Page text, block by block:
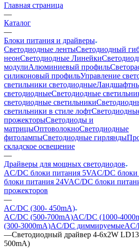
Главная страница
—
Каталог
—
Блоки питания и драйверы
Светодиодные лентыСветодиодный
неонСветодиодные Линейки
модулиАлюминиевый профиль
силиконовый профильУправление
светильники светодиодные
светодиодныеСветодиодные
светодиодные светильники
светильники в стиле лофт
прожекторыСветодиоды и
матрицыОптоволокноСветодиодные
фитолампыСветодиодные гирлянды
складское освещение
—
Драйверы для мощных светодиодов
AC/DC блоки питания 5VAC/DC блоки
блоки питания 24VAC/DC блоки
прожекторов
—
AC/DC (300- 450mA)
AC/DC (500-700mA)AC/DC (1000-
(300-3000mA)AC/DC диммируемыеAC/
—Светодиодный драйвер 4-6x2W
500mA)